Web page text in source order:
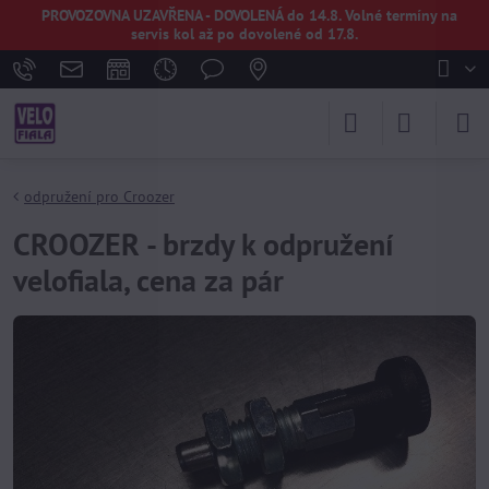
PROVOZOVNA UZAVŘENA - DOVOLENÁ do 14.8. Volné termíny na
servis kol až po dovolené od 17.8.
odpružení pro Croozer
CROOZER - brzdy k odpružení
velofiala, cena za pár